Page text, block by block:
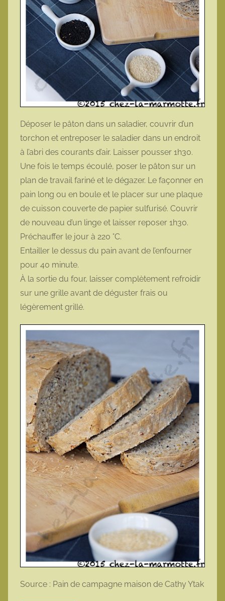
Déposer le pâton dans un saladier, couvrir d’un
torchon et entreposer le saladier dans un endroit
à l’abri des courants d’air. Laisser pousser 1h30.
Une fois le temps écoulé, poser le pâton sur un
plan de travail fariné et le dégazer. Le façonner en
pain long ou en boule et le placer sur une plaque
de cuisson couverte de papier sulfurisé. Couvrir
de nouveau d’un linge et laisser reposer 1h30.
Préchauffer le jour à 220 °C.
Entailler le dessus du pain avant de l’enfourner
pour 40 minute.
À la sortie du four, laisser complètement refroidir
sur une grille avant de déguster frais ou
légèrement grillé.
Source : Pain de campagne maison de Cathy Ytak